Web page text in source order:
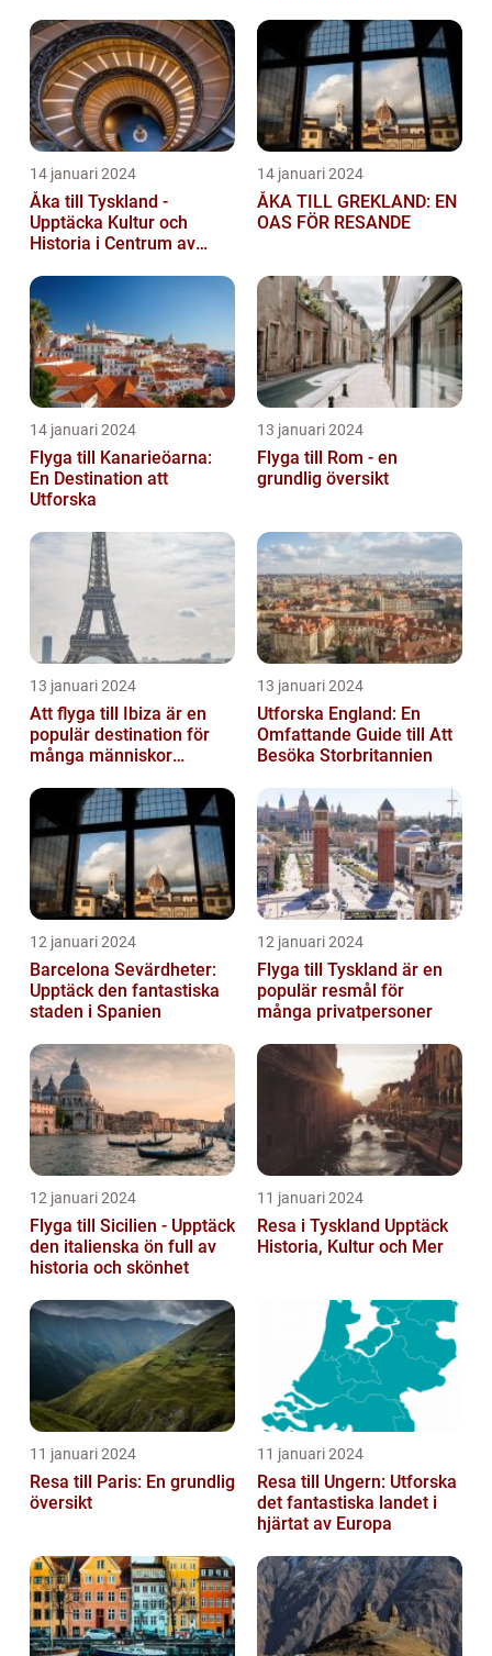
14 januari 2024
Åka till Tyskland -
Upptäcka Kultur och
Historia i Centrum av
14 januari 2024
ÅKA TILL GREKLAND: EN
OAS FÖR RESANDE
14 januari 2024
Flyga till Kanarieöarna:
En Destination att
Utforska
13 januari 2024
Flyga till Rom - en
grundlig översikt
13 januari 2024
Att flyga till Ibiza är en
populär destination för
många människor
13 januari 2024
Utforska England: En
Omfattande Guide till Att
Besöka Storbritannien
12 januari 2024
Barcelona Sevärdheter:
Upptäck den fantastiska
staden i Spanien
12 januari 2024
Flyga till Tyskland är en
populär resmål för
många privatpersoner
12 januari 2024
Flyga till Sicilien - Upptäck
den italienska ön full av
historia och skönhet
11 januari 2024
Resa i Tyskland Upptäck
Historia, Kultur och Mer
11 januari 2024
Resa till Paris: En grundlig
översikt
11 januari 2024
Resa till Ungern: Utforska
det fantastiska landet i
hjärtat av Europa